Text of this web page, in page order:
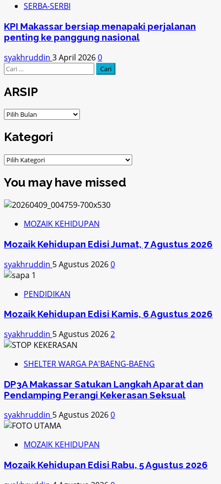
SERBA-SERBI
KPI Makassar bersiap menapaki perjalanan
penting ke panggung nasional
syakhruddin 3 April 20260
Cari
untuk:
ARSIP
ARSIP
Kategori
Kategori
You may have missed
MOZAIK KEHIDUPAN
Mozaik Kehidupan Edisi Jumat, 7 Agustus 2026
syakhruddin 5 Agustus 20260
PENDIDIKAN
Mozaik Kehidupan Edisi Kamis, 6 Agustus 2026
syakhruddin 5 Agustus 20262
SHELTER WARGA PA'BAENG-BAENG
DP3A Makassar Satukan Langkah Aparat dan
Pendamping Perangi Kekerasan Seksual
syakhruddin 5 Agustus 20260
MOZAIK KEHIDUPAN
Mozaik Kehidupan Edisi Rabu, 5 Agustus 2026